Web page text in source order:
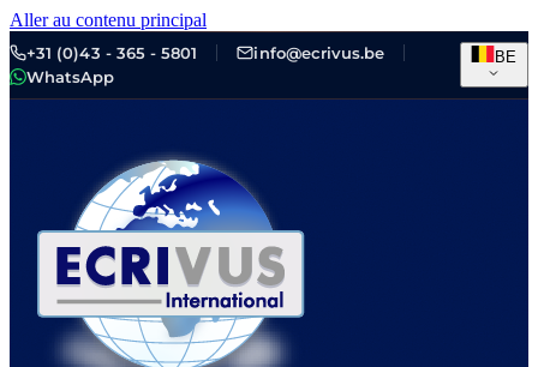
Aller au contenu principal
+31 (0)43 - 365 - 5801
info@ecrivus.be
WhatsApp
BE